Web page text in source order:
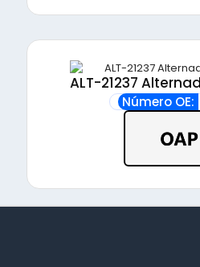
ALT-21237
Número OE: